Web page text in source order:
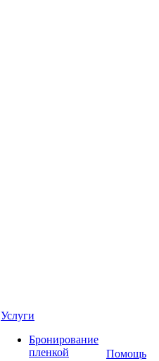
Услуги
Бронирование
пленкой
Помощь